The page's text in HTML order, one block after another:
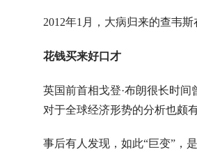
2012年1月，大病归来的查韦
花钱买来好口才
英国前首相戈登·布朗很长时
对于全球经济形势的分析也颇有
事后有人发现，如此“巨变”，